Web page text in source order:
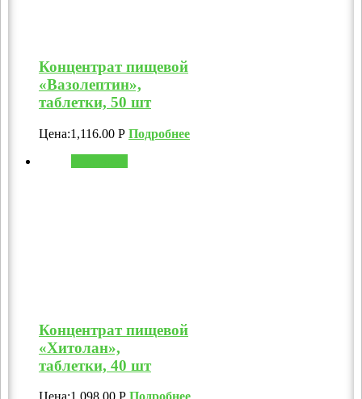
Концентрат пищевой
«Вазолептин»,
таблетки, 50 шт
Цена:1,116.00 Р Подробнее
Концентрат пищевой
«Хитолан»,
таблетки, 40 шт